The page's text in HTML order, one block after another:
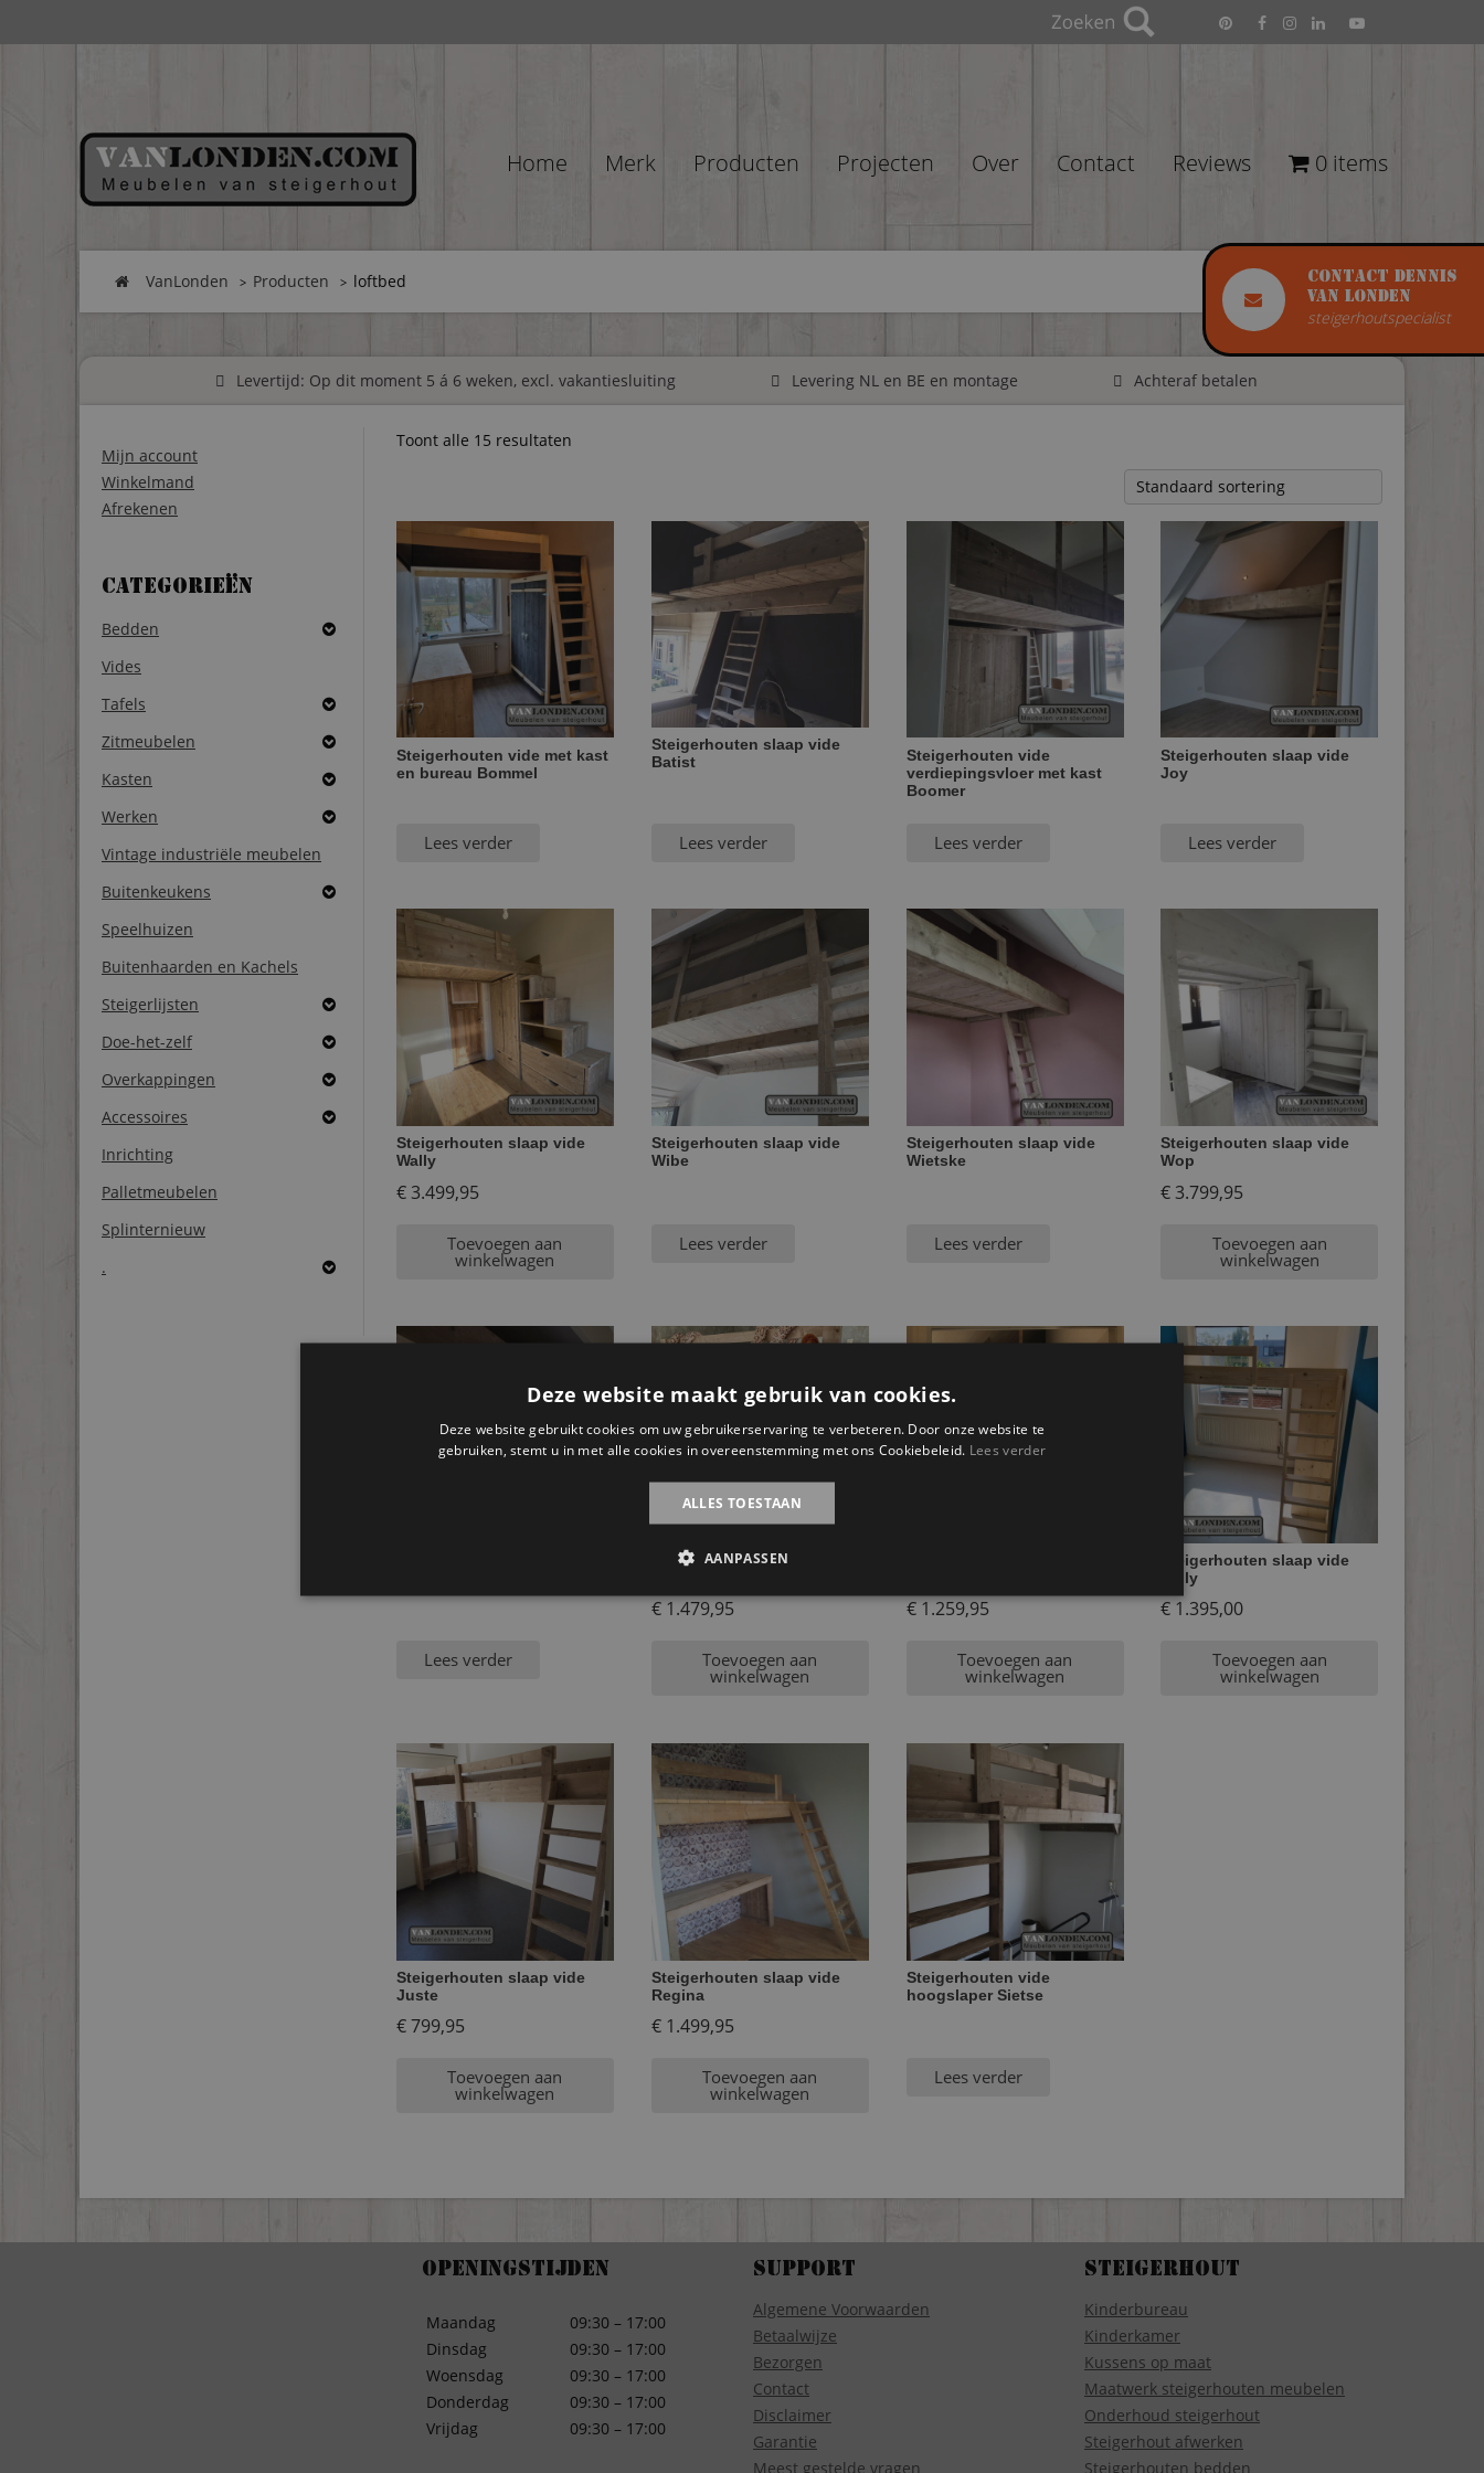
Contact Dennis
van Londen
steigerhoutspecialist
Home Merk Producten Projecten Over Contact Reviews 0 items
VanLonden Producten loftbed
Levertijd: Op dit moment 5 á 6 weken, excl. vakantiesluiting Levering NL en BE en montage Achteraf betalen
Mijn account
Winkelmand
Afrekenen
Categorieën
Bedden
Vides
Tafels
Zitmeubelen
Kasten
Werken
Vintage industriële meubelen
Buitenkeukens
Speelhuizen
Buitenhaarden en Kachels
Steigerlijsten
Doe-het-zelf
Overkappingen
Accessoires
Inrichting
Palletmeubelen
Splinternieuw
.
Toont alle 15 resultaten
Steigerhouten vide met kast
en bureau Bommel
Lees verder
Steigerhouten slaap vide
Batist
Lees verder
Steigerhouten vide
verdiepingsvloer met kast
Boomer
Lees verder
Steigerhouten slaap vide
Joy
Lees verder
Steigerhouten slaap vide
Wally
€3.499,95
Toevoegen aan
winkelwagen
Steigerhouten slaap vide
Wibe
Lees verder
Steigerhouten slaap vide
Wietske
Lees verder
Steigerhouten slaap vide
Wop
€3.799,95
Toevoegen aan
winkelwagen
Lees verder
Steigerhouten slaap vide
€1.479,95
Toevoegen aan
winkelwagen
€1.259,95
Toevoegen aan
winkelwagen
Steigerhouten slaap vide
Daily
€ 1.395,00
Toevoegen aan
winkelwagen
Steigerhouten slaap vide
Juste
€799,95
Toevoegen aan
winkelwagen
Steigerhouten slaap vide
Regina
€1.499,95
Toevoegen aan
winkelwagen
Steigerhouten vide
hoogslaper Sietse
Lees verder
Openingstijden
Maandag
Dinsdag
Woensdag
Donderdag
Vrijdag
09:30 – 17:00
09:30 – 17:00
09:30 – 17:00
09:30 – 17:00
09:30 – 17:00
Support
Algemene Voorwaarden
Betaalwijze
Bezorgen
Contact
Disclaimer
Garantie
Meest gestelde vragen
Steigerhout
Kinderbureau
Kinderkamer
Kussens op maat
Maatwerk steigerhouten meubelen
Onderhoud steigerhout
Steigerhout afwerken
Steigerhouten bedden
Deze website maakt gebruik van cookies.
Deze website gebruikt cookies om uw gebruikerservaring te verbeteren. Door onze website te
gebruiken, stemt u in met alle cookies in overeenstemming met ons Cookiebeleid. Lees verder
ALLES TOESTAAN
AANPASSEN